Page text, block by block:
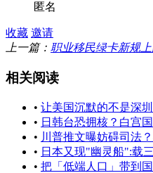
匿名
收藏 邀请
上一篇： 职业移民绿卡新规
相关阅读
• 让美国沉默的不是深
• 日韩台恐拥核？白宫
• 川普推文曝妨碍司法
• 日本又现"幽灵船":载
• 把「低端人口」带到